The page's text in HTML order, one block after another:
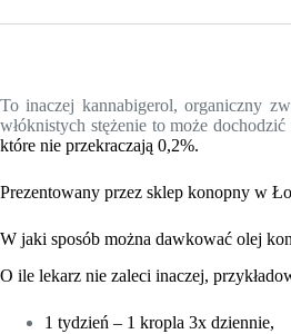
To inaczej kannabigerol, organiczny
włóknistych stężenie to może
które nie przekraczają 0,2%.
Prezentowany przez sklep konopny w
W jaki sposób można dawkować olej
O ile lekarz nie zaleci inaczej,
1 tydzień – 1 kropla 3x dziennie,